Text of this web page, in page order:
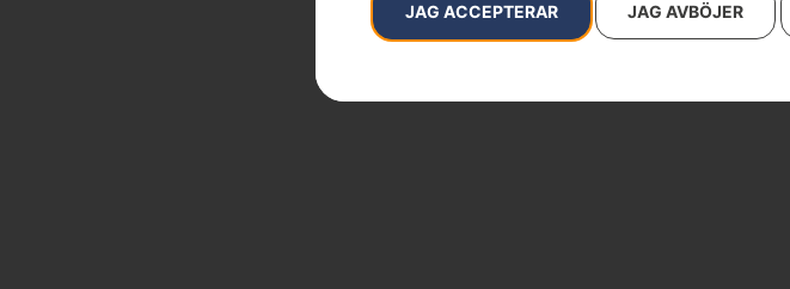
JAG ACCEPTERAR JAG AVBÖJER